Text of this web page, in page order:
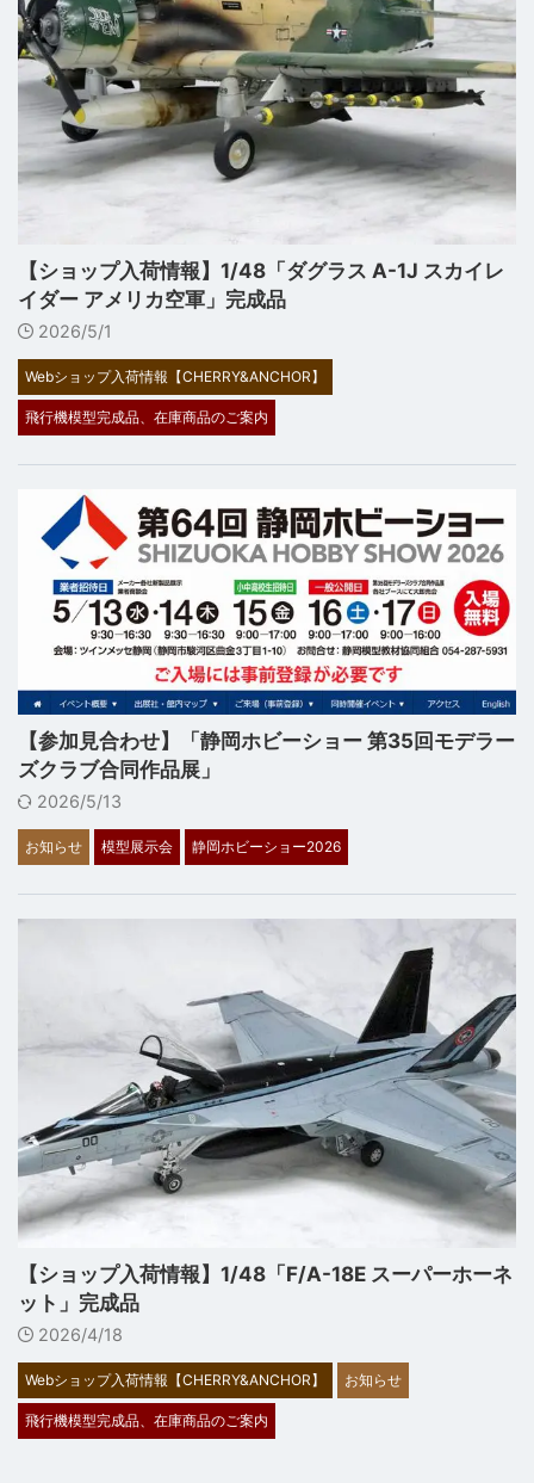
【ショップ入荷情報】1/48「ダグラス A-1J スカイレ
イダー アメリカ空軍」完成品
2026/5/1
Webショップ入荷情報【CHERRY&ANCHOR】
飛行機模型完成品、在庫商品のご案内
【参加見合わせ】「静岡ホビーショー 第35回モデラー
ズクラブ合同作品展」
2026/5/13
お知らせ 模型展示会 静岡ホビーショー2026
【ショップ入荷情報】1/48「F/A-18E スーパーホーネ
ット」完成品
2026/4/18
Webショップ入荷情報【CHERRY&ANCHOR】 お知らせ
飛行機模型完成品、在庫商品のご案内